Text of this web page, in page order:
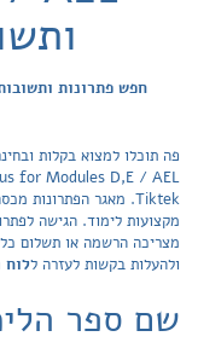
פה תוכלו למצוא בקלות
מקצועות לימוד. הגישה
מצריכה הרשמה או תשלום
ולהעלות בקשות לעזרה ללוח
שם ספר